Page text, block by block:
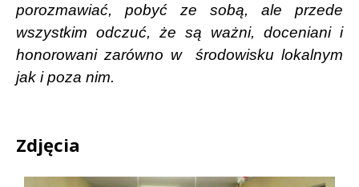
porozmawiać, pobyć ze sobą, ale przede
wszystkim odczuć, że są ważni, doceniani i
honorowani zarówno w
środowisku lokalnym
jak i poza nim.
Zdjęcia